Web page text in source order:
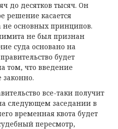
до десятков тысяч. Он
решение касается
не основных принципов.
не был признан
суда основано на
будет
том, что введение
все-таки получит
следующем заседании в
временная квота будет
пересмотр,